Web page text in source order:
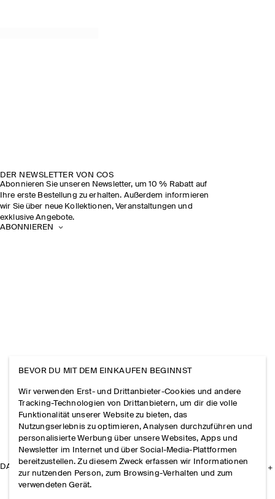
DER NEWSLETTER VON COS
Abonnieren Sie unseren Newsletter, um 10 % Rabatt auf
Ihre erste Bestellung zu erhalten. Außerdem informieren
wir Sie über neue Kollektionen, Veranstaltungen und
exklusive Angebote.
ABONNIEREN
DAS UNTERNEHMEN
BEVOR DU MIT DEM EINKAUFEN BEGINNST
Wir verwenden Erst- und Drittanbieter-Cookies und andere
Tracking-Technologien von Drittanbietern, um dir die volle
Funktionalität unserer Website zu bieten, das
Nutzungserlebnis zu optimieren, Analysen durchzuführen und
personalisierte Werbung über unsere Websites, Apps und
Newsletter im Internet und über Social-Media-Plattformen
bereitzustellen. Zu diesem Zweck erfassen wir Informationen
zur nutzenden Person, zum Browsing-Verhalten und zum
verwendeten Gerät.